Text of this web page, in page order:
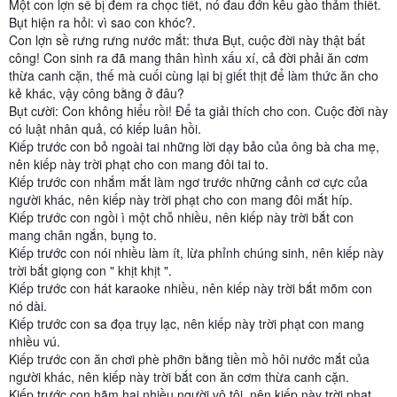
Một con lợn sề bị đem ra chọc tiết, nó đau đớn kêu gào thảm thiết.
Bụt hiện ra hỏi: vì sao con khóc?.
Con lợn sề rưng rưng nước mắt: thưa Bụt, cuộc đời này thật bất
công! Con sinh ra đã mang thân hình xấu xí, cả đời phải ăn cơm
thừa canh cặn, thế mà cuối cùng lại bị giết thịt để làm thức ăn cho
kẻ khác, vậy công bằng ở đâu?
Bụt cười: Con không hiểu rồi! Để ta giải thích cho con. Cuộc đời này
có luật nhân quả, có kiếp luân hồi.
Kiếp trước con bỏ ngoài tai những lời dạy bảo của ông bà cha mẹ,
nên kiếp này trời phạt cho con mang đôi tai to.
Kiếp trước con nhắm mắt làm ngơ trước những cảnh cơ cực của
người khác, nên kiếp này trời phạt cho con mang đôi mắt híp.
Kiếp trước con ngồi ì một chỗ nhiều, nên kiếp này trời bắt con
mang chân ngắn, bụng to.
Kiếp trước con nói nhiều làm ít, lừa phỉnh chúng sinh, nên kiếp này
trời bắt giọng con " khịt khịt ".
Kiếp trước con hát karaoke nhiều, nên kiếp này trời bắt mõm con
nó dài.
Kiếp trước con sa đọa trụy lạc, nên kiếp này trời phạt con mang
nhiều vú.
Kiếp trước con ăn chơi phè phỡn bằng tiền mồ hôi nước mắt của
người khác, nên kiếp này trời bắt con ăn cơm thừa canh cặn.